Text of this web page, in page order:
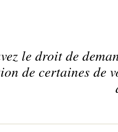
le droit de
de certaines de